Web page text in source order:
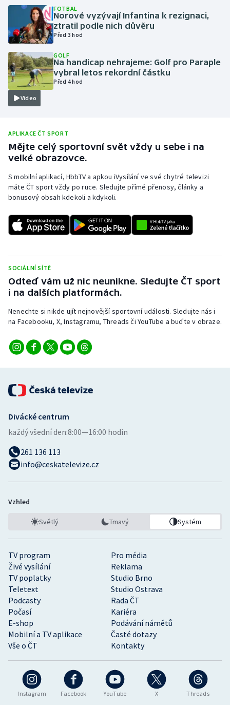
Motorsport
Olympijské hry
Parasport
Plavání
Plážový volejbal
Ragby
Rychlobruslení
Rychlostní kanoistika
Short track
Sportovní střelba
Triatlon
Vodní slalom
Volejbal
FOTBAL
Norové vyzývají Infantina k rezignaci,
ztratil podle nich důvěru
Před 3 hod
Video
GOLF
Na handicap nehrajeme: Golf pro Paraple
vybral letos rekordní částku
Před 4 hod
APLIKACE ČT SPORT
Mějte celý sportovní svět vždy u sebe i na
velké obrazovce.
S mobilní aplikací, HbbTV a apkou iVysílání ve své chytré televizi
máte ČT sport vždy po ruce. Sledujte přímé přenosy, články a
bonusový obsah kdekoli a kdykoli.
SOCIÁLNÍ SÍTĚ
Odteď vám už nic neunikne. Sledujte ČT sport
i na dalších platformách.
Nenechte si nikde ujít nejnovější sportovní události. Sledujte nás i
na Facebooku, X, Instagramu, Threads či YouTube a buďte v obraze.
Instagram Facebook YouTube X Threads
TV program
Pro média
Živé vysílání
Reklama
TV poplatky
Studio Brno
Teletext
Studio Ostrava
Podcasty
Rada ČT
Počasí
Kariéra
E-shop
Podávání námětů
Mobilní a TV aplikace
Časté dotazy
Vše o ČT
Kontakty
Divácké centrum
každý všední den:8:00—16:00 hodin
261 136 113
info@ceskatelevize.cz
Vzhled
Světlý Tmavý Systém